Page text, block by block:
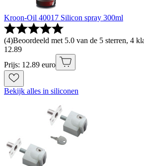
Kroon-Oil 40017 Silicon spray 300ml
(4)Beoordeeld met 5.0 van de 5 sterren, 4
12.89
Prijs: 12.89 euro
Bekijk alles in siliconen